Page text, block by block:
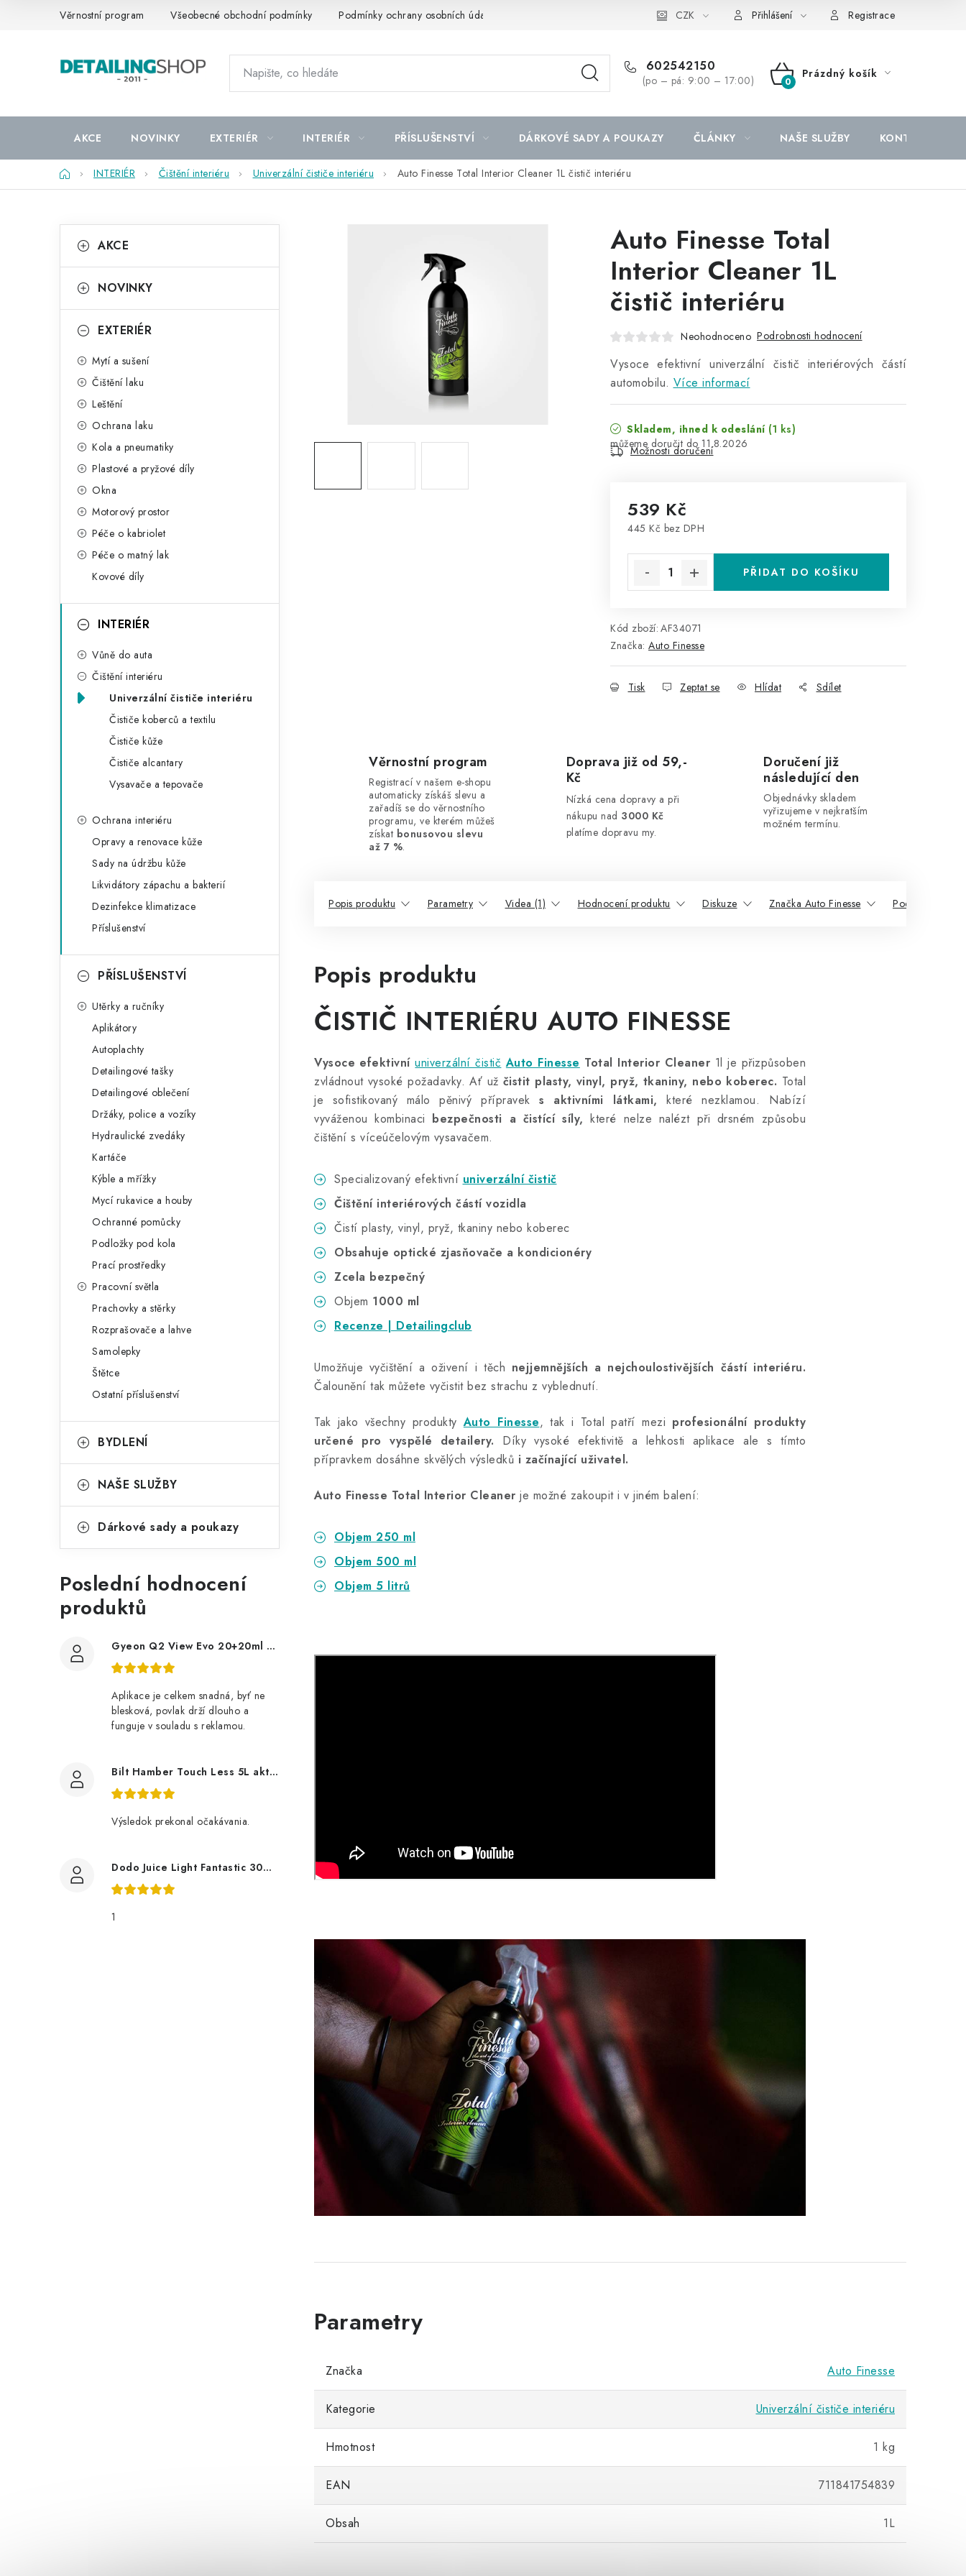
Věrnostní program Všeobecné obchodní podmínky Podmínky ochrany osobních údajů CZK Přihlášení Registrace
602542150
(po – pá: 9:00 – 17:00)
NÁKUPNÍ
Prázdný košík
AKCE NOVINKY EXTERIÉR INTERIÉR PŘÍSLUŠENSTVÍ DÁRKOVÉ SADY A POUKAZY ČLÁNKY NAŠE SLUŽBY KONTAKTY
DomůINTERIÉR Čištění interiéru Univerzální čističe interiéru Auto Finesse Total Interior Cleaner 1L čistič interiéru
o
t
kategorie
a
e
AKCE
NOVINKY
EXTERIÉR
Mytí a sušení
Čištění laku
Leštění
Ochrana laku
Kola a pneumatiky
Plastové a pryžové díly
Okna
Motorový prostor
Péče o kabriolet
Péče o matný lak
Kovové díly
INTERIÉR
Vůně do auta
Čištění interiéru
Univerzální čističe interiéru
Čističe koberců a textilu
Čističe kůže
Čističe alcantary
Vysavače a tepovače
Ochrana interiéru
Opravy a renovace kůže
Sady na údržbu kůže
Likvidátory zápachu a bakterií
Dezinfekce klimatizace
Příslušenství
PŘÍSLUŠENSTVÍ
Utěrky a ručníky
Aplikátory
Autoplachty
Detailingové tašky
Detailingové oblečení
Držáky, police a vozíky
Hydraulické zvedáky
Kartáče
Kýble a mřížky
Mycí rukavice a houby
Ochranné pomůcky
Podložky pod kola
Prací prostředky
Pracovní světla
Prachovky a stěrky
Rozprašovače a lahve
Samolepky
Štětce
Ostatní příslušenství
BYDLENÍ
NAŠE SLUŽBY
Dárkové sady a poukazy
Poslední hodnocení
produktů
Gyeon Q2 View Evo 20+20ml nanopovlak na okna
Aplikace je celkem snadná, byť ne
blesková, povlak drží dlouho a
funguje v souladu s reklamou.
Bilt Hamber Touch Less 5L aktivní pěna
Výsledok prekonal očakávania.
Dodo Juice Light Fantastic 30ml měkký vosk
1
Auto Finesse Total
Interior Cleaner 1L
čistič interiéru
Neohodnoceno Podrobnosti hodnocení
Vysoce efektivní univerzální čistič interiérových částí
automobilu. Více informací
Skladem, ihned k odeslání (1 ks)
11.8.2026
Možnosti doručení
539 Kč
445 Kč bez DPH
PŘIDAT DO KOŠÍKU
Kód zboží: AF34071
Značka: Auto Finesse
Tisk Zeptat se Hlídat Sdílet
Věrnostní program
Registrací v našem e-shopu
automaticky získáš slevu a
zařadíš se do věrnostního
programu, ve kterém můžeš
získat bonusovou slevu
až 7 %.
Doprava již od 59,-
Kč
Nízká cena dopravy a při
nákupu nad 3000 Kč
platíme dopravu my.
Doručení již
následující den
Objednávky skladem
vyřizujeme v nejkratším
možném termínu.
Popis produktu Parametry Videa (1) Hodnocení produktu Diskuze Značka Auto Finesse Podobné
Popis produktu
ČISTIČ INTERIÉRU AUTO FINESSE
Vysoce efektivní univerzální čistič Auto Finesse Total Interior Cleaner 1l je přizpůsoben
zvládnout vysoké požadavky. Ať už čistit plasty, vinyl, pryž, tkaniny, nebo koberec. Total
je sofistikovaný málo pěnivý přípraveks aktivními látkami, které nezklamou. Nabízí
vyváženou kombinaci bezpečnosti a čistící síly, které nelze nalézt při drsném způsobu
čištění s víceúčelovým vysavačem.
Specializovaný efektivní univerzální čistič
Čištění interiérových částí vozidla
Čistí plasty, vinyl, pryž, tkaniny nebo koberec
Obsahuje optické zjasňovače a kondicionéry
Zcela bezpečný
Objem 1000 ml
Recenze | Detailingclub
Umožňuje vyčištění a oživení i těch nejjemnějších a nejchoulostivějších částí interiéru.
Čalounění tak můžete vyčistit bez strachu z vyblednutí.
Tak jako všechny produktyAuto Finesse, tak i Total patří mezi profesionální produkty
určené pro vyspělé detailery. Díky vysoké efektivitě a lehkosti aplikace ale s tímto
přípravkem dosáhne skvělých výsledků i začínající uživatel.
Auto Finesse Total Interior Cleaner je možné zakoupit i v jiném balení:
Objem 250 ml
Objem 500 ml
Objem 5 litrů
Značka Auto Finesse
Kategorie Univerzální čističe interiéru
Hmotnost 1 kg
EAN 711841754839
Obsah 1L